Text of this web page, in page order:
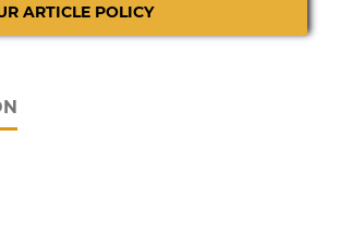
ARTICLE POLICY